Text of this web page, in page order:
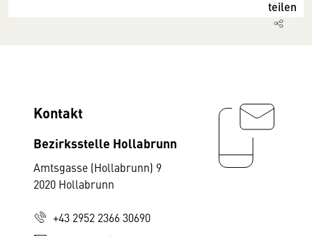
teilen
Kontakt
Bezirksstelle Hollabrunn
Amtsgasse (Hollabrunn) 9
2020 Hollabrunn
+43 2952 2366 30690